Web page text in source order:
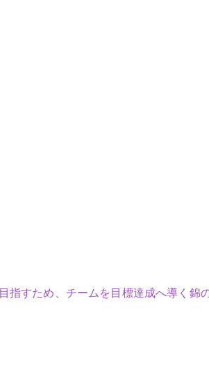
すため、チームを目標達成へ導く錦